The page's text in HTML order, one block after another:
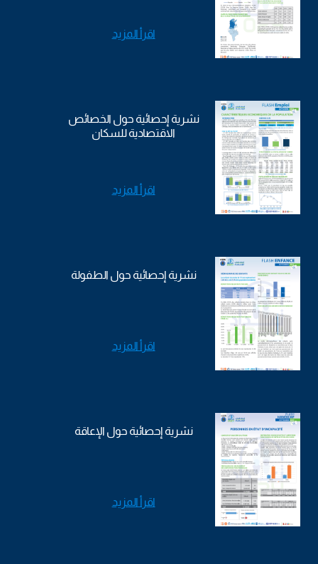
اقرأ المزيد
نشرية إحصائية حول الخصائص
الاقتصادية للسكان
اقرأ المزيد
نشرية إحصائية حول الطفولة
اقرأ المزيد
نشرية إحصائية حول الإعاقة
اقرأ المزيد